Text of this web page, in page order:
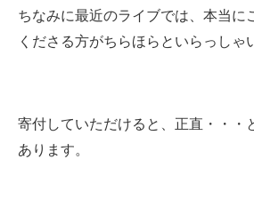
ちなみに最近のライブでは、本当に
くださる方がちらほらといらっしゃ
寄付していただけると、正直・・・
あります。